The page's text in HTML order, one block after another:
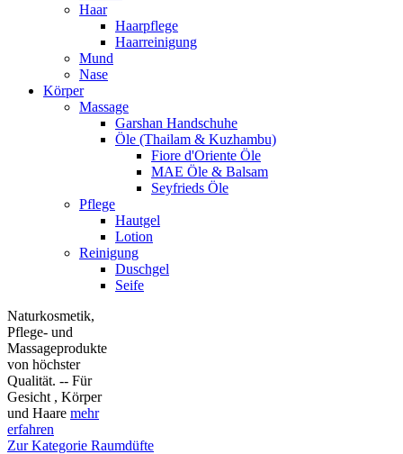
Haar
Haarpflege
Haarreinigung
Mund
Nase
Körper
Massage
Garshan Handschuhe
Öle (Thailam & Kuzhambu)
Fiore d'Oriente Öle
MAE Öle & Balsam
Seyfrieds Öle
Pflege
Hautgel
Lotion
Reinigung
Duschgel
Seife
Naturkosmetik,
Pflege- und
Massageprodukte
von höchster
Qualität. -- Für
Gesicht , Körper
und Haare mehr
erfahren
Zur Kategorie Raumdüfte